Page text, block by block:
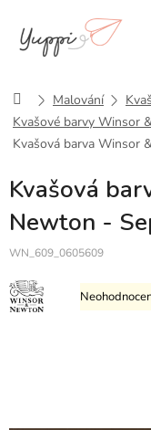
obsah
DomůMalování Kvaš
Kvašové barvy Winsor
Kvašová barva Winsor
Kvašová
Newton -
WN_609_0605609
Průměrné
hodnocení